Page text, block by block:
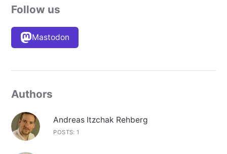
Follow us
Mastodon
Authors
Andreas Itzchak Rehberg
POSTS: 1